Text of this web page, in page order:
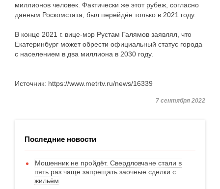
миллионов человек. Фактически же этот рубеж, согласно
данным Роскомстата, был перейдён только в 2021 году.
В конце 2021 г. вице-мэр Рустам Галямов заявлял, что
Екатеринбург может обрести официальный статус города
с населением в два миллиона в 2030 году.
Источник: https://www.metrtv.ru/news/16339
7 сентября 2022
Последние новости
Мошенник не пройдёт. Свердловчане стали в
пять раз чаще запрещать заочные сделки с
жильём